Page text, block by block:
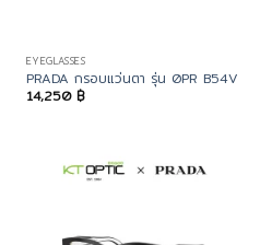
EYEGLASSES
PRADA กรอบแว่นตา รุ่น 0PR B54V
14,250 ฿